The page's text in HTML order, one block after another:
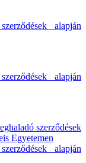
alapján
alapján
szerződések
Egyetemen
alapján